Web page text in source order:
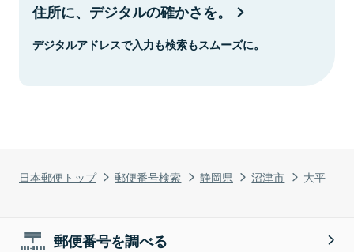
日本郵便トップ 郵便番号検索 静岡県 沼津市 大平
住所に、デジタルの確かさを。
デジタルアドレスで入力も検索もスムーズに。
郵便番号を調べる